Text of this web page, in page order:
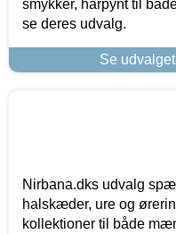
smykker, hårpynt til
se deres udvalg.
Se
Nirbana.dks udvalg
halskæder, ure og
kollektioner til både